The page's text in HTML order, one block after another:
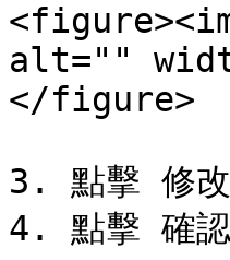
alt=""
</figure>
3. 點擊 修
4. 點擊 確認